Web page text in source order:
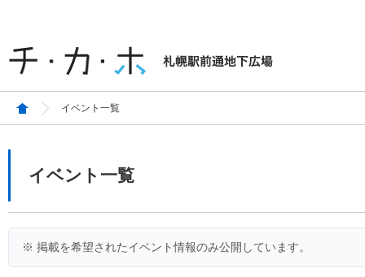
イベント一覧
イベント一覧
※ 掲載を希望されたイベント情報のみ公開しています。